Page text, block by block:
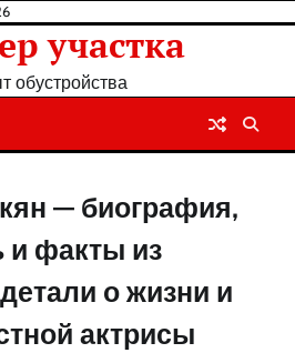
участка
обустройства
— биография,
и факты из
о жизни и
актрисы